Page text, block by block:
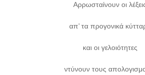
Αρρωσταίνουν οι
απ’ τα προγονικά
και οι γελοιότητες
ντύνουν τους